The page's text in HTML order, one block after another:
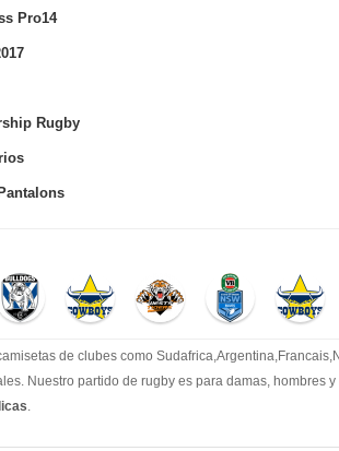
Pro14
Rugby
de clubes como
Nuestro partido de rugby es para damas,
.